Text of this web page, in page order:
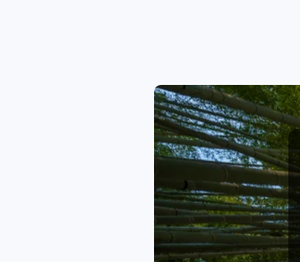
Labels
Produits
Respect des